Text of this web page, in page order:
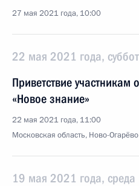
27 мая 2021 года, 10:00
22 мая 2021 года,
Приветствие
«Новое знание»
22 мая 2021 года, 11:00
Московская область, Ново-Огарёво
19 мая 2021 года, среда